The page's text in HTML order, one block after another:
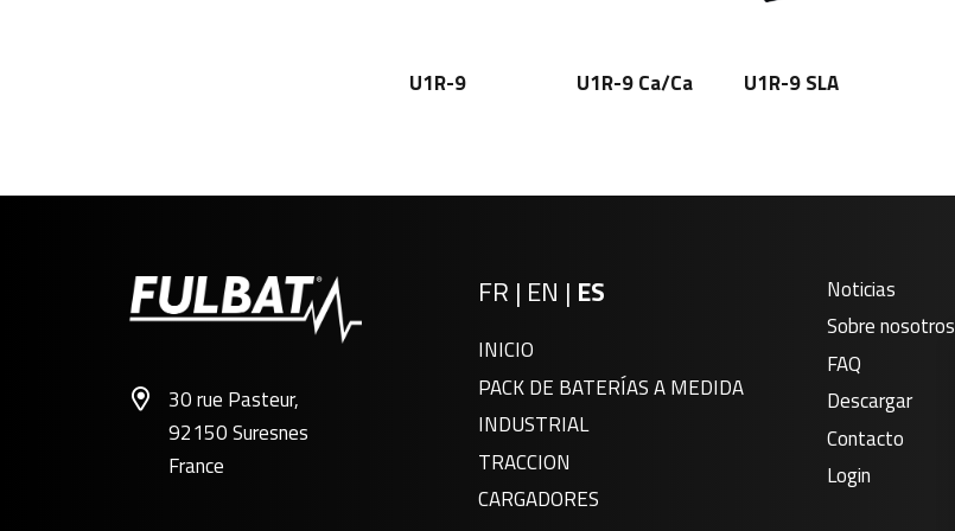
U1R-9 U1R-9 Ca/Ca U1R-9 SLA
30 rue Pasteur,
92150 Suresnes
France
FR | EN | ES
INICIO
PACK DE BATERÍAS A MEDIDA
INDUSTRIAL
TRACCION
CARGADORES
Noticias
Sobre nosotros
FAQ
Descargar
Contacto
Login